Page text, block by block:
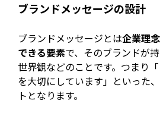
ブランドメッセージの設計
ブランドメッセージとは企業理
できる要素で、そのブランドが
世界観などのことです。つまり
を大切にしています」といった
トとなります。